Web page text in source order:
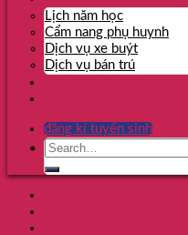
Lịch năm học
Cẩm nang phụ huynh
Dịch vụ xe buýt
Dịch vụ bán trú
đăng kí tuyển sinh